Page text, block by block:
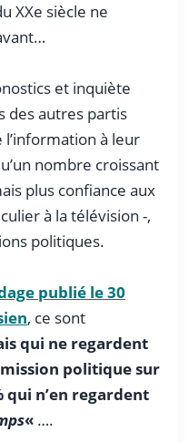
XXe siècle ne
et inquiète
des autres partis
à leur
nombre croissant
plus confiance aux
à la télévision -,
politiques.
publié le 30
, ce sont
qui ne regardent
politique sur
qui n’en regardent
« ….